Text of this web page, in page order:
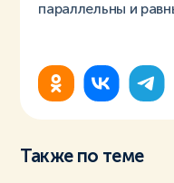
параллельны и
Также по теме